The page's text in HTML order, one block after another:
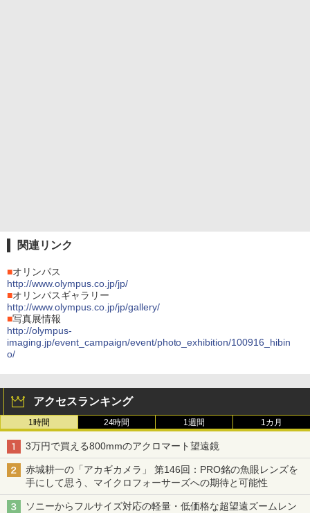
関連リンク
■オリンパス
http://www.olympus.co.jp/jp/
■オリンパスギャラリー
http://www.olympus.co.jp/jp/gallery/
■写真展情報
http://olympus-
imaging.jp/event_campaign/event/photo_exhibition/100916_hibin
o/
アクセスランキング
1時間 24時間 1週間 1カ月
3万円で買える800mmのアクロマート望遠鏡
赤城耕一の「アカギカメラ」 第146回：PRO銘の魚眼レンズを
手にして思う、マイクロフォーサーズへの期待と可能性
ソニーからフルサイズ対応の軽量・低価格な超望遠ズームレン